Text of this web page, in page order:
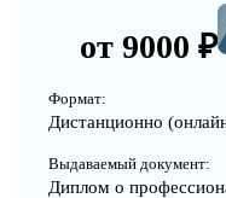
от 9000 ₽
Формат:
Дистанционно
Выдаваемый документ:
Диплом о